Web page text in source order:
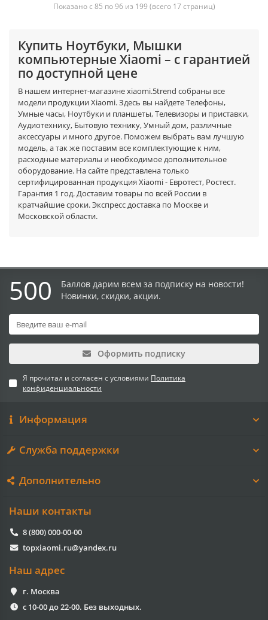
Показано с 85 по 96 из 199 (всего 17 страниц)
Купить Ноутбуки, Мышки
компьютерные Xiaomi – с гарантией
по доступной цене
В нашем интернет-магазине xiaomi.5trend собраны все
модели продукции Xiaomi. Здесь вы найдете Телефоны,
Умные часы, Ноутбуки и планшеты, Телевизоры и приставки,
Аудиотехнику, Бытовую технику, Умный дом, различные
аксессуары и много другое. Поможем выбрать вам лучшую
модель, а так же поставим все комплектующие к ним,
расходные материалы и необходимое дополнительное
оборудование. На сайте представлена только
сертифицированная продукция Xiaomi - Евротест, Ростест.
Гарантия 1 год. Доставим товары по всей России в
кратчайшие сроки. Экспресс доставка по Москве и
Московской области.
500
Баллов дарим всем за подписку на новости!
Новинки, скидки, акции.
Оформить подписку
Я прочитал и согласен с условиями Политика
конфиденциальности
Информация
Служба поддержки
Дополнительно
Наши контакты
8 (800) 000-00-00
topxiaomi.ru@yandex.ru
Наш адрес
г. Москва
с 10-00 до 22-00. Без выходных.